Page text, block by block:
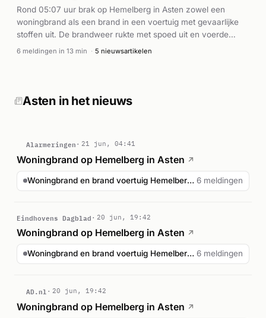
Rond 05:07 uur brak op Hemelberg in Asten zowel een
woningbrand als een brand in een voertuig met gevaarlijke
stoffen uit. De brandweer rukte met spoed uit en voerde
bluswerkzaamheden uit aan beide branden. De meldingen
over gewonden of de oorzaak van de branden zijn niet
6 meldingen in 13 min · 5 nieuwsartikelen
Asten in het nieuws
Alarmeringen 21 jun, 04:41
Woningbrand op Hemelberg in Asten ↗
Woningbrand en brand voertuig Hemelberg Asten 6 meldingen
Eindhovens Dagblad 20 jun, 19:42
Woningbrand op Hemelberg in Asten ↗
Woningbrand en brand voertuig Hemelberg Asten 6 meldingen
AD.nl 20 jun, 19:42
Woningbrand op Hemelberg in Asten ↗